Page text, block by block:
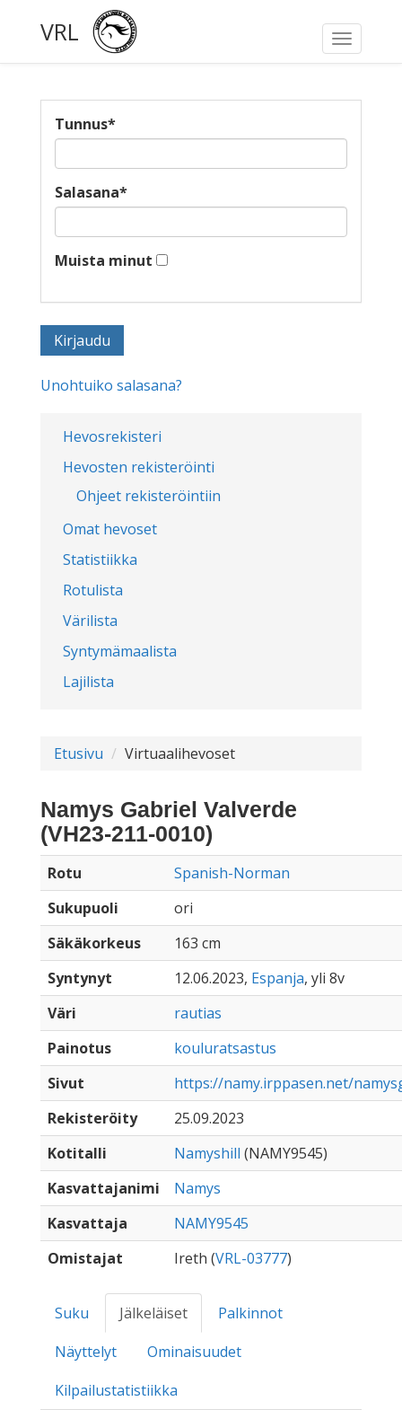
Toggle
VRL
Hevosrekisteri
Hevosten rekisteröinti
Ohjeet rekisteröintiin
Omat hevoset
Statistiikka
Rotulista
Värilista
Syntymämaalista
Lajilista
Tunnus*
Salasana*
Muista minut
Unohtuiko salasana?
Etusivu Virtuaalihevoset
Namys Gabriel Valverde
(VH23-211-0010)
Rotu
Spanish-Norman
Sukupuoli
ori
Säkäkorkeus
163 cm
Syntynyt
12.06.2023, Espanja, yli 8v
Väri
rautias
Painotus
kouluratsastus
Sivut
https://namy.irppasen.net/
Rekisteröity
25.09.2023
Kotitalli
Namyshill (NAMY9545)
Kasvattajanimi
Namys
Kasvattaja
NAMY9545
Omistajat
Ireth (VRL-03777)
Suku Jälkeläiset
Palkinnot
Näyttelyt
Ominaisuudet
Kilpailustatistiikka